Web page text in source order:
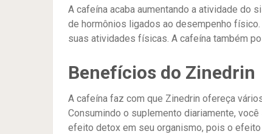
A cafeína acaba aumentando a atividade do
de hormônios ligados ao desempenho
suas atividades físicas. A cafeína também
Benefícios do Zinedrin
A cafeína faz com que Zinedrin ofereça
Consumindo o suplemento diariamente,
efeito detox em seu organismo, pois o